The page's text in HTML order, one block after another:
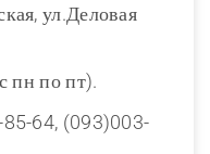
ул.Деловая
пн по пт).
64, (093)003-